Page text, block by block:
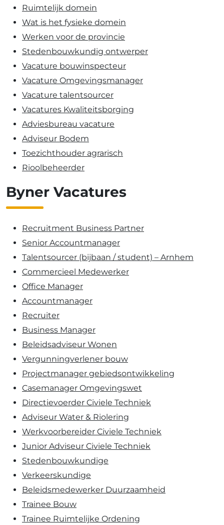
Ruimtelijk domein
Wat is het fysieke domein
Werken voor de provincie
Stedenbouwkundig ontwerper
Vacature bouwinspecteur
Vacature Omgevingsmanager
Vacature talentsourcer
Vacatures Kwaliteitsborging
Adviesbureau vacature
Adviseur Bodem
Toezichthouder agrarisch
Rioolbeheerder
Byner Vacatures
Recruitment Business Partner
Senior Accountmanager
Talentsourcer (bijbaan / student) – Arnhem
Commercieel Medewerker
Office Manager
Accountmanager
Recruiter
Business Manager
Beleidsadviseur Wonen
Vergunningverlener bouw
Projectmanager gebiedsontwikkeling
Casemanager Omgevingswet
Directievoerder Civiele Techniek
Adviseur Water & Riolering
Werkvoorbereider Civiele Techniek
Junior Adviseur Civiele Techniek
Stedenbouwkundige
Verkeerskundige
Beleidsmedewerker Duurzaamheid
Trainee Bouw
Trainee Ruimtelijke Ordening